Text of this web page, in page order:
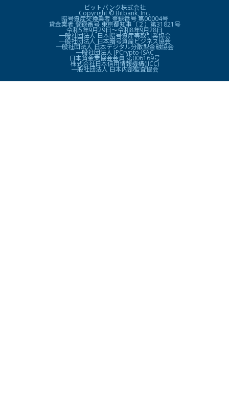
ビットバンク株式会社
Copyright © Bitbank, Inc.
暗号資産交換業者 登録番号 第00004号
貸金業者 登録番号 東京都知事（２）第31821号
令和5年9月29日〜令和8年9月28日
一般社団法人 日本暗号資産等取引業協会
一般社団法人 日本暗号資産ビジネス協会
一般社団法人 日本デジタル分散型金融協会
一般社団法人 JPCrypto-ISAC
日本貸金業協会会員 第006169号
株式会社日本信用情報機構(JICC)
一般社団法人 日本内部監査協会